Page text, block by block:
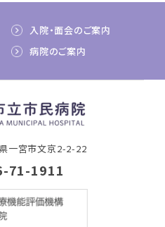
入院・面会のご案内
病院のご案内
一宮市文京2-2-22
71-1911